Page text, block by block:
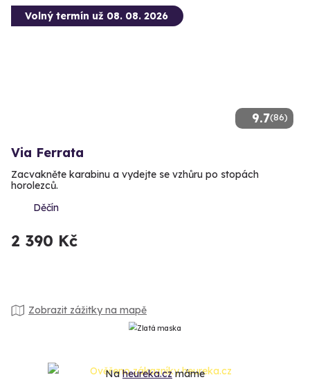
9.7(86)
Volný termín už 08. 08. 2026
Via Ferrata
Zacvakněte karabinu a vydejte se vzhůru po stopách
horolezců.
Děčín
2 390 Kč
Zobrazit zážitky na mapě
Naheureka.czmáme